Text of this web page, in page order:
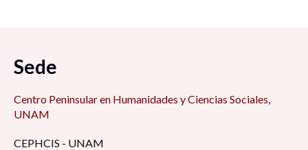
Sede
Centro Peninsular en Humanidades y Ciencias Sociales,
UNAM
CEPHCIS - UNAM